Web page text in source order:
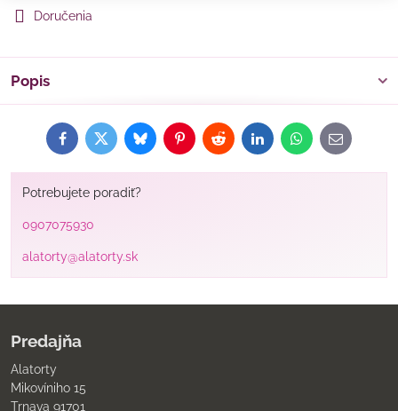
Doručenia
Popis
FacebookTwitterBlueskyPinterestRedditLinkedInWhatsApp
E-
mail
Potrebujete poradiť?
0907075930
alatorty@alatorty.sk
Predajňa
Alatorty
Mikovíniho 15
Trnava 91701